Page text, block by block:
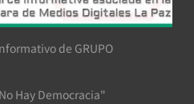
de GRUPO
Hay Democracia"